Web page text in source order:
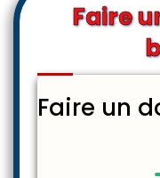
Faire
Faire un